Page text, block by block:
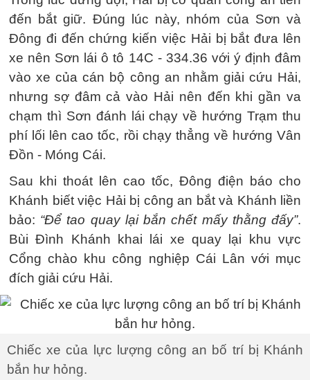
đến bắt giữ. Đúng lúc này, nhóm của Sơn và
Đông đi đến chứng kiến việc Hải bị bắt đưa lên
xe nên Sơn lái ô tô 14C - 334.36 với ý định đâm
vào xe của cán bộ công an nhằm giải cứu Hải,
nhưng sợ đâm cả vào Hải nên đến khi gần va
chạm thì Sơn đánh lái chạy về hướng Trạm thu
phí lối lên cao tốc, rồi chạy thẳng về hướng Vân
Đồn - Móng Cái.
Sau khi thoát lên cao tốc, Đông điện báo cho
Khánh biết việc Hải bị công an bắt và Khánh liền
bảo: “Để tao quay lại bắn chết mấy thằng đấy”.
Bùi Đình Khánh khai lái xe quay lại khu vực
Cổng chào khu công nghiệp Cái Lân với mục
đích giải cứu Hải.
Chiếc xe của lực lượng công an bố trí bị Khánh
bắn hư hỏng.